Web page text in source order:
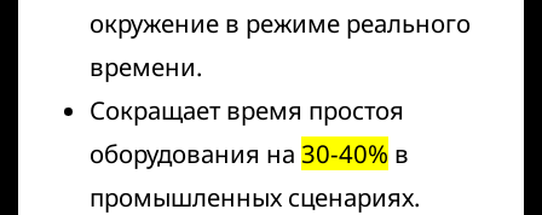
окружение в режиме реального
времени.
Сокращает время простоя
оборудования на 30-40% в
промышленных сценариях.